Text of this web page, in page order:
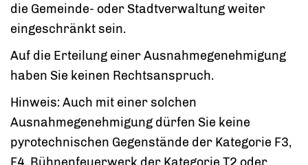
die Gemeinde- oder Stadtverwaltung weiter
eingeschränkt sein.
Auf die Erteilung einer Ausnahmegenehmigung
haben Sie keinen Rechtsanspruch.
Hinweis: Auch mit einer solchen
Ausnahmegenehmigung dürfen Sie keine
pyrotechnischen Gegenstände der Kategorie F3,